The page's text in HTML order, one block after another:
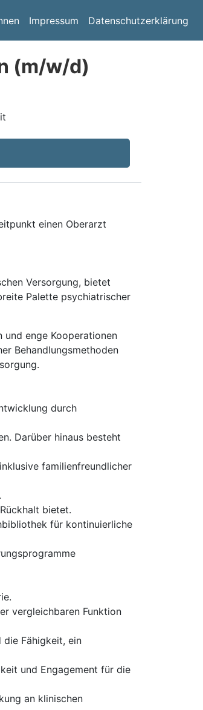
Impressum Datenschutzerklärung
(m/w/d)
einen Oberarzt
Versorgung, bietet
Palette psychiatrischer
enge Kooperationen
Behandlungsmethoden
durch
Darüber hinaus besteht
familienfreundlicher
bietet.
für kontinuierliche
vergleichbaren Funktion
die Fähigkeit, ein
und Engagement für die
an klinischen